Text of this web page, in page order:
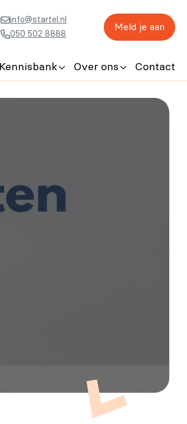
info@startel.nl
050 502 8888
Meld je aan
Kennisbank Over ons Contact